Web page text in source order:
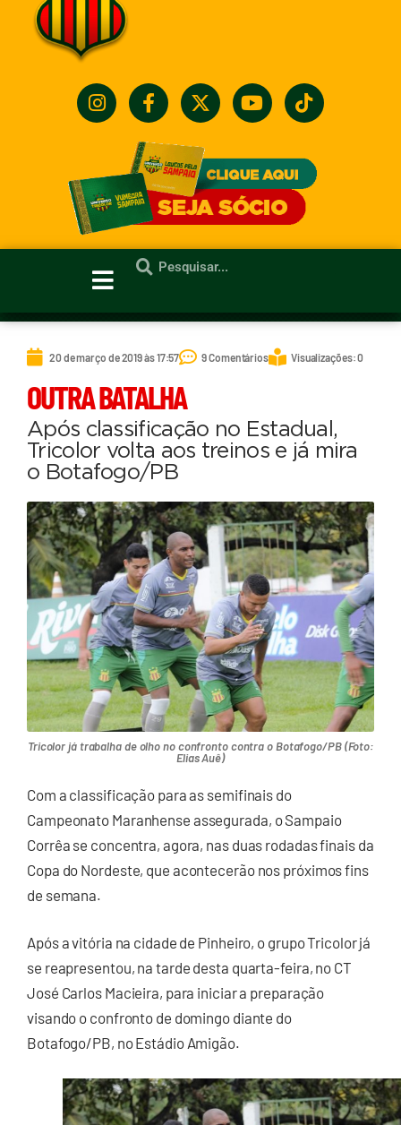
20 de março de 2019 às 17:57 9 Comentários Visualizações: 0
OUTRA BATALHA
Após classificação no Estadual,
Tricolor volta aos treinos e já mira
o Botafogo/PB
Tricolor já trabalha de olho no confronto contra o Botafogo/PB (Foto:
Elias Auê)
Com a classificação para as semifinais do
Campeonato Maranhense assegurada, o Sampaio
Corrêa se concentra, agora, nas duas rodadas finais da
Copa do Nordeste, que acontecerão nos próximos fins
de semana.
Após a vitória na cidade de Pinheiro, o grupo Tricolor já
se reapresentou, na tarde desta quarta-feira, no CT
José Carlos Macieira, para iniciar a preparação
visando o confronto de domingo diante do
Botafogo/PB, no Estádio Amigão.